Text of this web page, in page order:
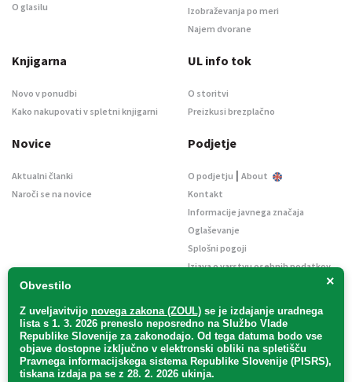
×
Obvestilo
Z uveljavitvijo novega zakona (ZOUL) se je izdajanje uradnega
lista s 1. 3. 2026 preneslo neposredno na Službo Vlade
Republike Slovenije za zakonodajo. Od tega datuma bodo vse
objave dostopne izključno v elektronski obliki na spletišču
Pravnega informacijskega sistema Republike Slovenije (PISRS),
tiskana izdaja pa se z 28. 2. 2026 ukinja.
O glasilu
Izobraževanja po meri
Najem dvorane
Knjigarna
Novo v ponudbi
Kako nakupovati v spletni knjigarni
UL info tok
O storitvi
Preizkusi brezplačno
Novice
Aktualni članki
Naroči se na novice
Podjetje
O podjetju
About
Kontakt
Informacije javnega značaja
Oglaševanje
Splošni pogoji
Izjava o varstvu osebnih podatkov
Uradni list d. o. o. – v likvidaciji / Vse pravice pridržane.